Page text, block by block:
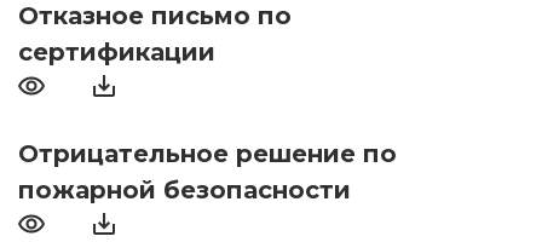
Отказное письмо по
сертификации
Отрицательное решение по
пожарной безопасности